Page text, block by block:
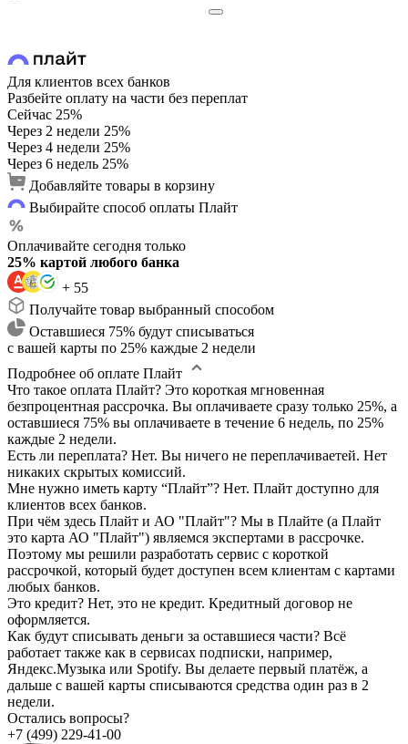
Для клиентов всех банков
Разбейте оплату на части без переплат
Сейчас 25%
Через 2 недели 25%
Через 4 недели 25%
Через 6 недель 25%
Добавляйте товары в корзину
Выбирайте способ оплаты Плайт
Оплачивайте сегодня только
25% картой любого банка
+ 55
Получайте товар выбранный способом
Оставшиеся 75% будут списываться
с вашей карты по 25% каждые 2 недели
Подробнее об оплате Плайт
Что такое оплата Плайт? Это короткая мгновенная
безпроцентная рассрочка. Вы оплачиваете сразу только 25%, а
оставшиеся 75% вы оплачиваете в течение 6 недель, по 25%
каждые 2 недели.
Есть ли переплата? Нет. Вы ничего не переплачиваетей. Нет
никаких скрытых комиссий.
Мне нужно иметь карту “Плайт”? Нет. Плайт доступно для
клиентов всех банков.
При чём здесь Плайт и АО "Плайт"? Мы в Плайте (а Плайт
это карта АО "Плайт") являемся экспертами в рассрочке.
Поэтому мы решили разработать сервис с короткой
рассрочкой, который будет доступен всем клиентам с картами
любых банков.
Это кредит? Нет, это не кредит. Кредитный договор не
оформляется.
Как будут списывать деньги за оставшиеся части? Всё
работает также как в сервисах подписки, например,
Яндекс.Музыка или Spotify. Вы делаете первый платёж, а
дальше с вашей карты списываются средства один раз в 2
недели.
Остались вопросы?
+7 (499) 229-41-00